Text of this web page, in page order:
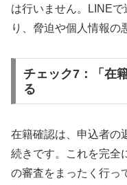
は行いません。LINE
り、脅迫や個人情報の
チェック7：「在
る
在籍確認は、申込者の
続きです。これを完全
の審査をまったく行っ